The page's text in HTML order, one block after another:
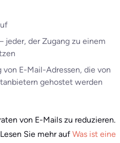
jeder, der Zugang zu einem
E-Mail-Adressen, die von
gehostet werden
von E-Mails zu reduzieren.
Sie mehr auf Was ist eine